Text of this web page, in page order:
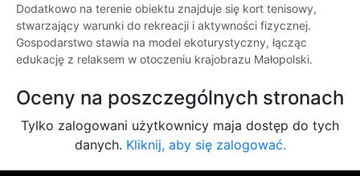
Dodatkowo na terenie obiektu znajduje się kort tenisowy,
stwarzający warunki do rekreacji i aktywności fizycznej.
Gospodarstwo stawia na model ekoturystyczny, łącząc
edukację z relaksem w otoczeniu krajobrazu Małopolski.
Oceny na poszczególnych stronach
Tylko zalogowani użytkownicy maja dostęp do tych
danych. Kliknij, aby się zalogować.